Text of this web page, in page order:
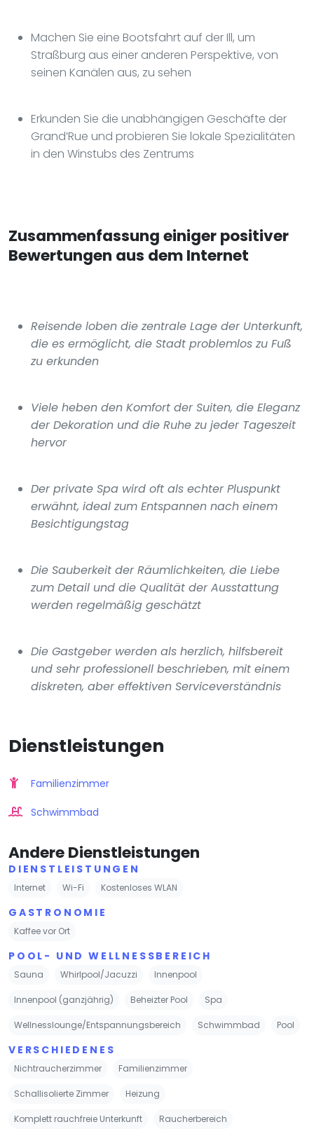
Machen Sie eine Bootsfahrt auf der Ill, um
Straßburg aus einer anderen Perspektive, von
seinen Kanälen aus, zu sehen
Erkunden Sie die unabhängigen Geschäfte der
Grand’Rue und probieren Sie lokale Spezialitäten
in den Winstubs des Zentrums
Zusammenfassung einiger positiver
Bewertungen aus dem Internet
Reisende loben die zentrale Lage der Unterkunft,
die es ermöglicht, die Stadt problemlos zu Fuß
zu erkunden
Viele heben den Komfort der Suiten, die Eleganz
der Dekoration und die Ruhe zu jeder Tageszeit
hervor
Der private Spa wird oft als echter Pluspunkt
erwähnt, ideal zum Entspannen nach einem
Besichtigungstag
Die Sauberkeit der Räumlichkeiten, die Liebe
zum Detail und die Qualität der Ausstattung
werden regelmäßig geschätzt
Die Gastgeber werden als herzlich, hilfsbereit
und sehr professionell beschrieben, mit einem
diskreten, aber effektiven Serviceverständnis
Dienstleistungen
Familienzimmer
Schwimmbad
Andere Dienstleistungen
DIENSTLEISTUNGEN
Internet Wi-Fi Kostenloses WLAN
GASTRONOMIE
Kaffee vor Ort
POOL- UND WELLNESSBEREICH
Sauna Whirlpool/Jacuzzi Innenpool
Innenpool (ganzjährig) Beheizter Pool Spa
Wellnesslounge/Entspannungsbereich Schwimmbad Pool
VERSCHIEDENES
Nichtraucherzimmer Familienzimmer
Schallisolierte Zimmer Heizung
Komplett rauchfreie Unterkunft Raucherbereich